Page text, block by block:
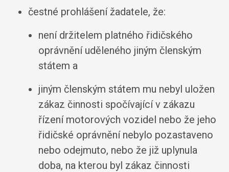
čestné prohlášení žadatele, že:
není držitelem platného řidičského
oprávnění uděleného jiným členským
státem a
jiným členským státem mu nebyl uložen
zákaz činnosti spočívající v zákazu
řízení motorových vozidel nebo že jeho
řidičské oprávnění nebylo pozastaveno
nebo odejmuto, nebo že již uplynula
doba, na kterou byl zákaz činnosti